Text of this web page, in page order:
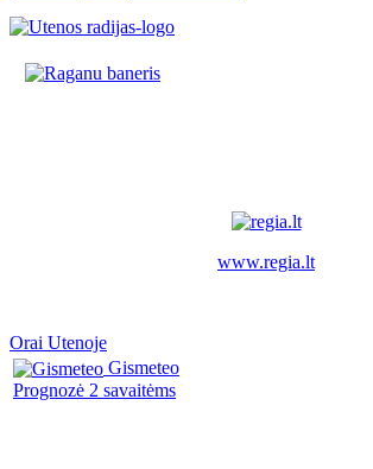
www.regia.lt
Orai Utenoje
Gismeteo
Prognozė 2 savaitėms